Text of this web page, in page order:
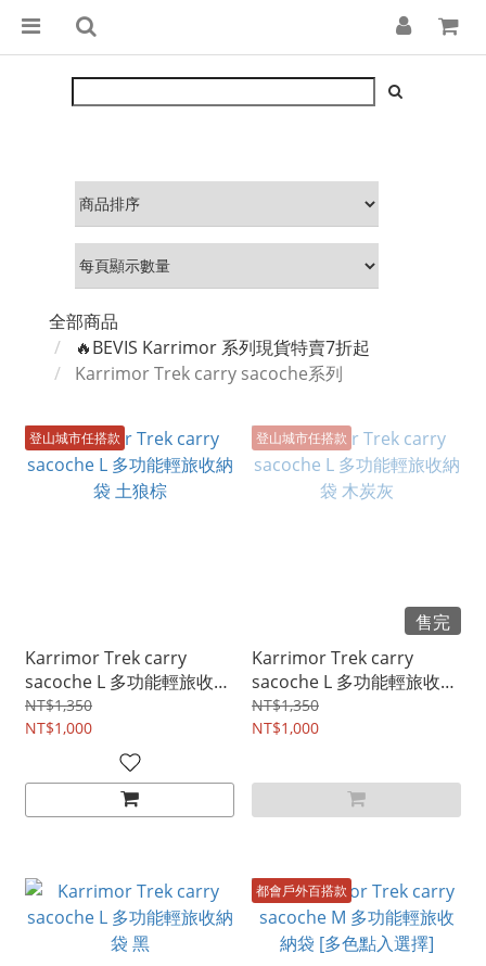
全部商品
🔥BEVIS Karrimor 系列現貨特賣7折起
Karrimor Trek carry sacoche系列
登山城市任搭款
Karrimor Trek carry
sacoche L 多功能輕旅收納
袋 土狼棕
NT$1,350
NT$1,000
登山城市任搭款
售完
Karrimor Trek carry
sacoche L 多功能輕旅收納
袋 木炭灰
NT$1,350
NT$1,000
都會戶外百搭款